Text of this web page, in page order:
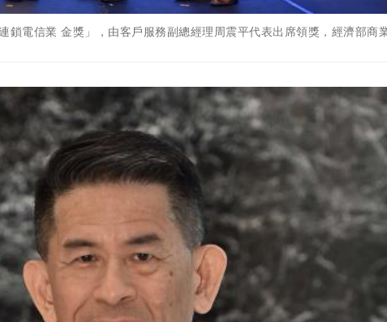
鎖電信業 金獎」，由客戶服務副總經理周震平代表出席領獎，經濟部商